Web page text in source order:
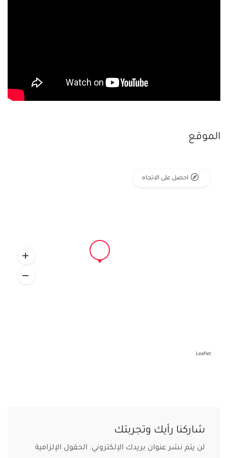
الموقع
Leaflet
احصل على الاتجاه
شاركنا رأيك وتجربتك
لن يتم نشر عنوان بريدك الإلكتروني. الحقول الإلزامية